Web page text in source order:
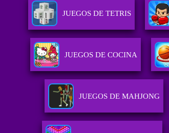
JUEGOS DE TETRIS
JUEGOS DE COCINA
JUEGOS DE MAHJONG